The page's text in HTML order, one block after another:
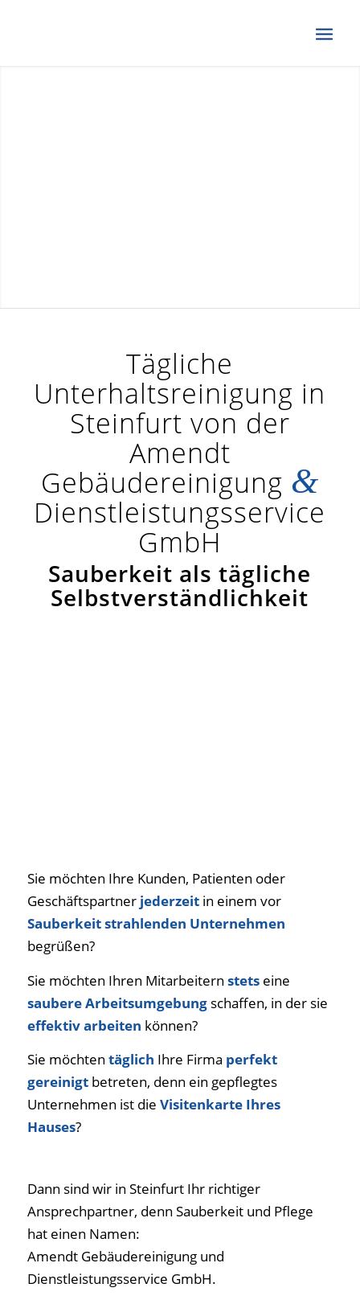
Tägliche
Unterhaltsreinigung in
Steinfurt von der
Amendt
Gebäudereinigung &
Dienstleistungsservice
GmbH
Sauberkeit als tägliche
Selbstverständlichkeit
Sie möchten Ihre Kunden, Patienten oder
Geschäftspartner jederzeitin einem vor
Sauberkeit strahlenden Unternehmen
begrüßen?
Sie möchten Ihren Mitarbeitern stetseine
saubere Arbeitsumgebungschaffen, in der sie
effektiv arbeiten können?
Sie möchten täglich Ihre Firma perfekt
gereinigtbetreten, denn ein gepflegtes
Unternehmen ist die Visitenkarte Ihres
Hauses?
Dann sind wir in Steinfurt Ihr richtiger
Ansprechpartner, denn Sauberkeit und Pflege
hat einen Namen:
Amendt Gebäudereinigung und
Dienstleistungsservice GmbH.